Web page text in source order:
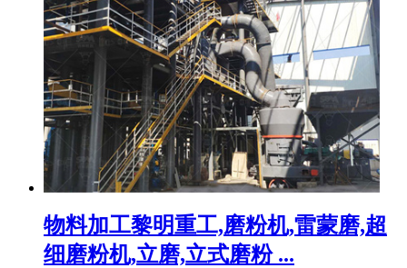
物料加工黎明重工,磨粉机,雷蒙磨,超
细磨粉机,立磨,立式磨粉 ...